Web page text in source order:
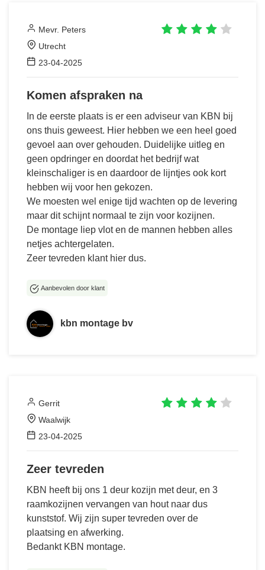
Mevr. Peters
Utrecht
23-04-2025
Komen afspraken na
In de eerste plaats is er een adviseur van KBN bij
ons thuis geweest. Hier hebben we een heel goed
gevoel aan over gehouden. Duidelijke uitleg en
geen opdringer en doordat het bedrijf wat
kleinschaliger is en daardoor de lijntjes ook kort
hebben wij voor hen gekozen.
We moesten wel enige tijd wachten op de levering
maar dit schijnt normaal te zijn voor kozijnen.
De montage liep vlot en de mannen hebben alles
netjes achtergelaten.
Zeer tevreden klant hier dus.
kbn montage bv
Aanbevolen door klant
Gerrit
Waalwijk
23-04-2025
Zeer tevreden
KBN heeft bij ons 1 deur kozijn met deur, en 3
raamkozijnen vervangen van hout naar dus
kunststof. Wij zijn super tevreden over de
plaatsing en afwerking.
Bedankt KBN montage.